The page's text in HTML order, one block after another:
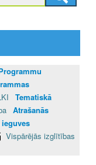
Tematiskā
Atrašanās
Vispārējās izglītības